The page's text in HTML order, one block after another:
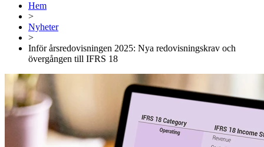
Hem
>
Nyheter
>
Inför årsredovisningen 2025: Nya redovisningskrav och
övergången till IFRS 18